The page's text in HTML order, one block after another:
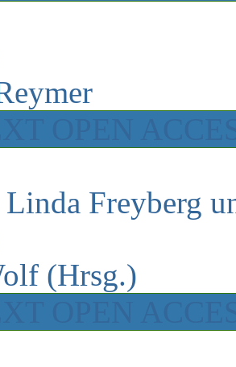
Freyberg
(Hrsg.)